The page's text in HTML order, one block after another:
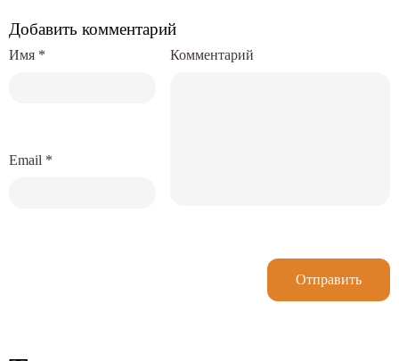
Добавить комментарий
Комментарий
Имя *
Email *
Отправить